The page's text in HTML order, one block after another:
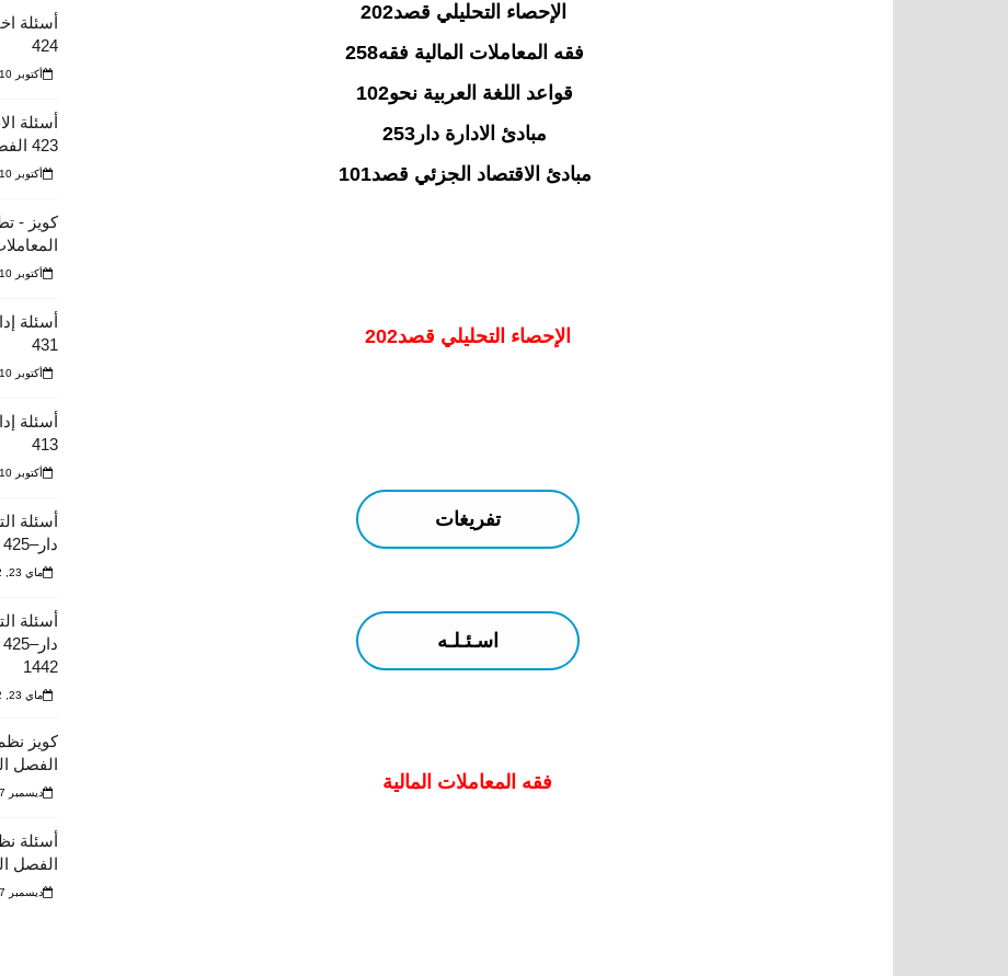
الإحصاء التحليلي قصد202
الإحصاء التحليلي قصد202
تفريغات
اسـئـلـه
فقه المعاملات المالية
أسئلة
424
أكتوبر 10, 2025
أسئلة
423 الفصل الأول من عام 1443 هـ
أكتوبر 10, 2025
كويز -
أكتوبر 10, 2025
أسئلة
431
أكتوبر 10, 2025
أسئلة
413
أكتوبر 10, 2025
أسئلة
دار–425 الفصل الثاني عام 1441
ماي 23, 2022
أسئلة
1442
ماي 23, 2022
كويز
الفصل
ديسمبر 27, 2021
أسئلة
الفصل
ديسمبر 27, 2021